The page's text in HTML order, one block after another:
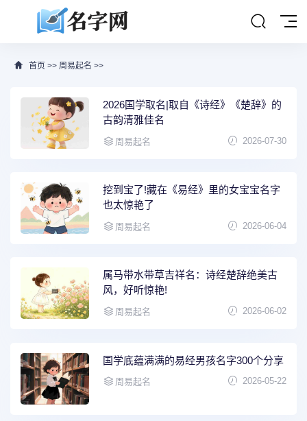
首页 >> 周易起名 >>
2026国学取名|取自《诗经》《楚辞》的
古韵清雅佳名
周易起名 2026-07-30
挖到宝了!藏在《易经》里的女宝宝名字
也太惊艳了
周易起名 2026-06-04
属马带水带草吉祥名：诗经楚辞绝美古
风，好听惊艳!
周易起名 2026-06-02
国学底蕴满满的易经男孩名字300个分享
周易起名 2026-05-22